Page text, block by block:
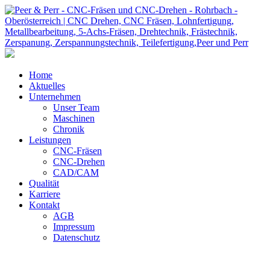
Home
Aktuelles
Unternehmen
Unser Team
Maschinen
Chronik
Leistungen
CNC-Fräsen
CNC-Drehen
CAD/CAM
Qualität
Karriere
Kontakt
AGB
Impressum
Datenschutz